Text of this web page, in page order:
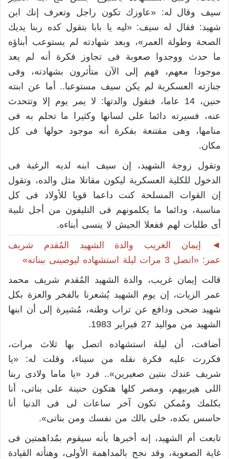
سيف وقال له: «عاوزك تكون راجل وتعرف إنك ابن
شهيد: فقال له سيف: «ليه يا بابا بتقول كده ربنا يديك
الصحة وطولة العمر»، وبعد شهادته لم يستوعب أبناؤه
ما حدث ووجدوا صعوبة فى تجاوز فكرة أنه لم يعد
موجودا معهم، فهم إلى الآن متأثرون بشهادته، وفى
جنازته العسكرية لم يكن سيف مستوعبا.. أما عن ابنته
حنين، 14 عاما، فتقول والدتها: لا يمر يوم إلا وتتحدث
عنه، فسيرته دائما على لسانها وكثيرا ما تحلم به فى
منامها، وهى مقتنعة بفكرة أنه موجود حولها فى كل
مكان.
وتقول زوجة الشهيد، إن سيف ابنه لديه الرغبة فى
الدخول للكلية العسكرية ليكون مقاتلا مثل والده، وتقول
إن القوات المسلحة كنت داعما قويا للأولاد فى كل
مناسبة، ودائما ما يكلمونهم فى التليفون من أجل تلبية
أى طلبات لهم ففعلا الجيش لا ينسى أبناءه.
◄ إيمان الغريب والدة الشهيد المُقدم شريف
عمر: «اتصل 3 مرات ليلة استشهاده ليوصينى ببناته»
قالت إيمان غريب، والدة الشهيد المُقدم شريف محمد
عمر الزيات، إن يوم الشهيد يُشعرنا بالفخر والعزة بكل
شهيد ضحى ودافع عن تراب وطنه، مُشيرة إلى أن ابنها
الشهيد من مواليد 27 فبراير 1983.
أضافت، أن ليلة استشهاده اتصل بها ثلاث مرات،
فكررت عليه فكرة نقله من سيناء، وقلت له: «يا
شريف عندك بنتين صغيرين».. فرد «يا ماما ولادى ربنا
اللى هيربيهم، ومصر كلها هتكون حنينة على بناتى، أنا
بكلمك ومُمكن تكون آخر ساعات لى فى الدنيا أنا
حاسس بكده، خلى بالك من نفسك ومن بناتى».
تابعت أم الشهيد، إنه أخبرها بأنه سيقوم بمُداهمتين فى
غاية الصعوبة، وقد نجح بالمداهمة الأولى، وهنأته القيادة